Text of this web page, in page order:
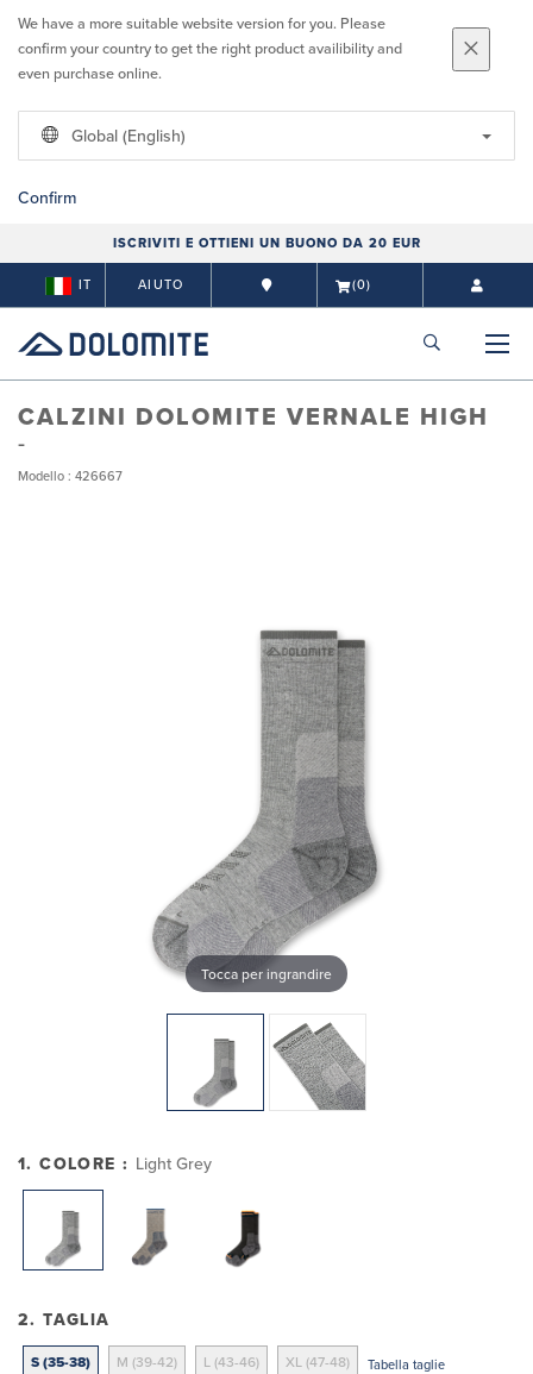
We have a more suitable website version for you. Please
confirm your country to get the right product availibility and
even purchase online.
Global (English)
Confirm
ISCRIVITI E OTTIENI UN BUONO DA 20 EUR
IT AIUTO (0)
CALZINI DOLOMITE VERNALE HIGH
Modello : 426667
Tocca per ingrandire
1. COLORE : Light Grey
2. TAGLIA
S (35-38) M (39-42) L (43-46) XL (47-48) Tabella taglie